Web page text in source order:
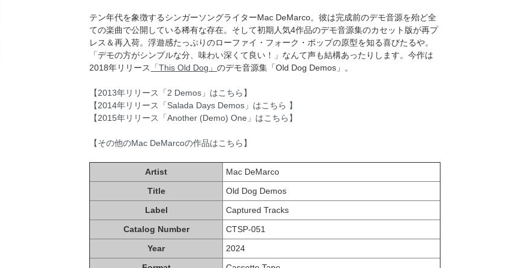
テン年代を象徴するシンガーソングライターMac DeMarco。彼は完成前のデモ音源を殆ど全
ての楽曲で公開している稀有な存在。そして初期人気4作品のデモ音源集のカセット版が再プ
レス＆再入荷。浮遊感たっぷりのローファイ・フォーク・ポップの原型を知る喜びたるや。
「デモの方がシンプルな分、味わい深くて良い！」なんて声も結構あったりします。今作は
2018年リリース
「This Old Dog」のデモ音源集「Old Dog Demos」。
【2013年リリース「2 Demos」はこちら】
【2014年リリース「Salada Days Demos」はこちら 】
【2015年リリース「Another (Demo) One」はこちら】
【その他のMac DeMarcoの作品はこちら】
Artist
Mac DeMarco
Title
Old Dog Demos
Label
Captured Tracks
Catalog Number
CTSP-051
Year
2024